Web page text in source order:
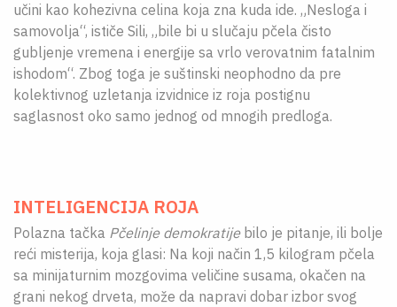
učini kao kohezivna celina koja zna kuda ide. „Nesloga i
samovolja“, ističe Sili, „bile bi u slučaju pčela čisto
gubljenje vremena i energije sa vrlo verovatnim fatalnim
ishodom“. Zbog toga je suštinski neophodno da pre
kolektivnog uzletanja izvidnice iz roja postignu
saglasnost oko samo jednog od mnogih predloga.
INTELIGENCIJA ROJA
Polazna tačka Pčelinje demokratije bilo je pitanje, ili bolje
reći misterija, koja glasi: Na koji način 1,5 kilogram pčela
sa minijaturnim mozgovima veličine susama, okačen na
grani nekog drveta, može da napravi dobar izbor svog